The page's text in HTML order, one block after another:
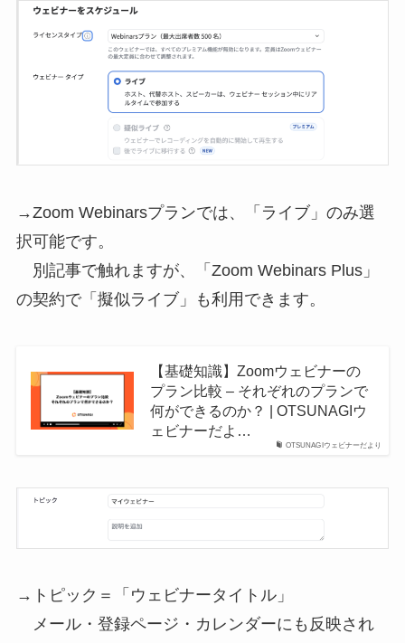
→Zoom Webinarsプランでは、「ライブ」のみ選
択可能です。
別記事で触れますが、「Zoom Webinars Plus」
の契約で「擬似ライブ」も利用できます。
OTSUNAGIウェビナーだより
【基礎知識】Zoomウェビナーの
プラン比較 – それぞれのプランで
何ができるのか？ | OTSUNAGIウ
ェビナーだよ…
→トピック＝「ウェビナータイトル」
メール・登録ページ・カレンダーにも反映され